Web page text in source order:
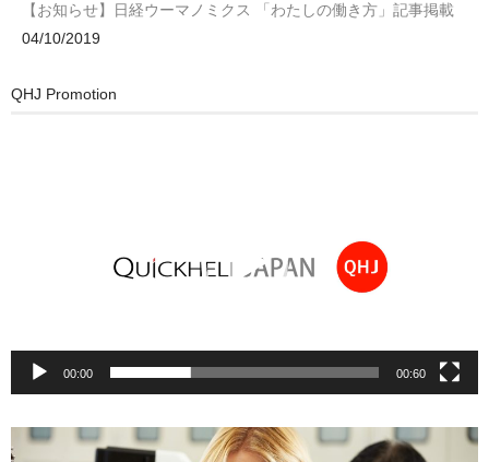
【お知らせ】日経ウーマノミクス 「わたしの働き方」記事掲載
04/10/2019
QHJ Promotion
00:00 00:60